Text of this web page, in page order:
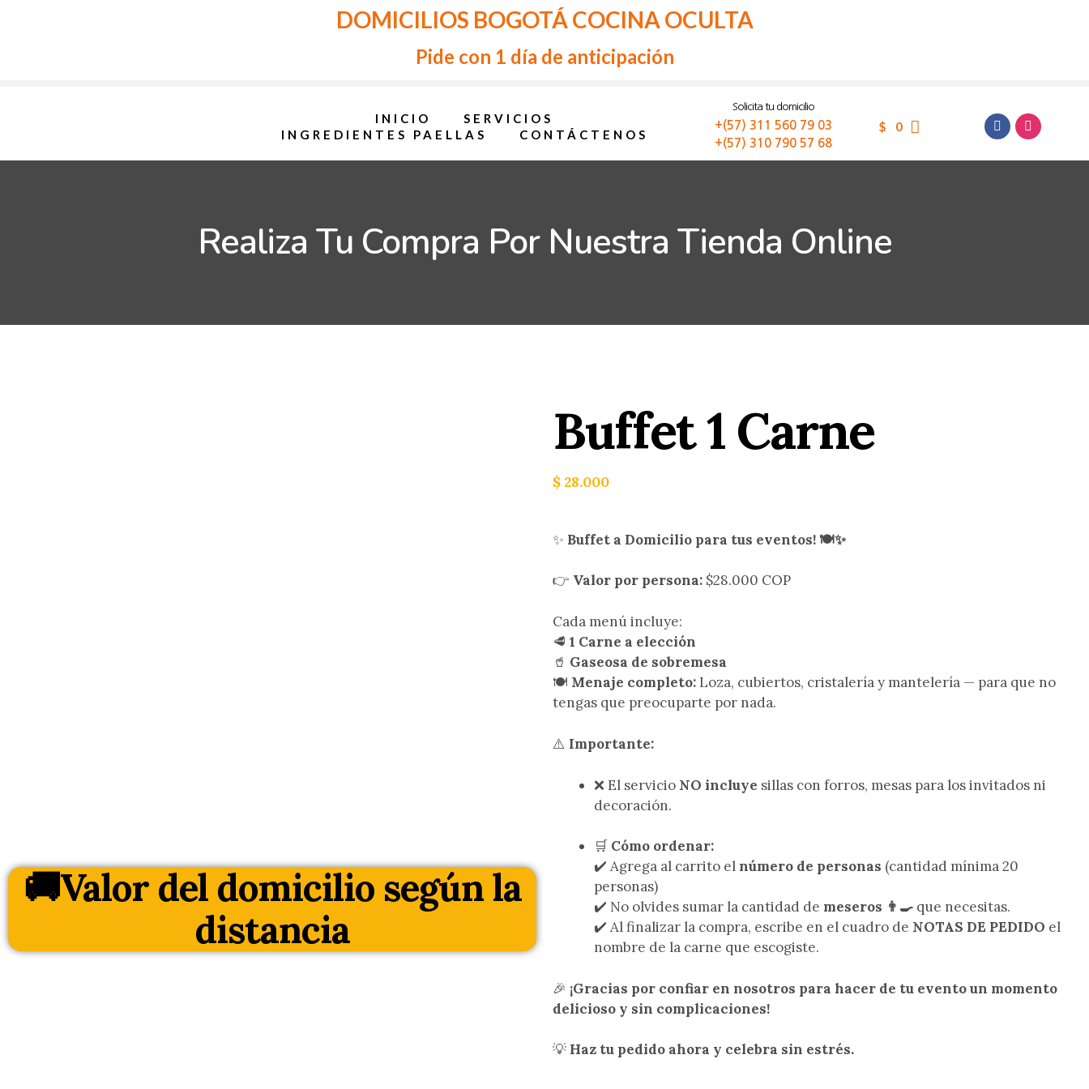
DOMICILIOS BOGOTÁ COCINA OCULTA
Pide con 1 día de anticipación
INICIO
SERVICIOS
INGREDIENTES PAELLAS
CONTÁCTENOS
Solicita tu domicilio
+(57) 311 560 79 03
+(57) 310 790 57 68
$ 0
Realiza Tu Compra Por Nuestra Tienda Online
🚚Valor del domicilio según la
distancia
Buffet 1 Carne
$ 28.000
✨ Buffet a Domicilio para tus eventos! 🍽️✨
👉 Valor por persona: $28.000 COP
Cada menú incluye:
🥩 1 Carne a elección
🥤 Gaseosa de sobremesa
🍽️ Menaje completo: Loza, cubiertos, cristalería y mantelería — para que no
tengas que preocuparte por nada.
⚠️ Importante:
❌ El servicio NO incluye sillas con forros, mesas para los invitados ni
decoración.
🛒 Cómo ordenar:
✔️ Agrega al carrito el número de personas (cantidad mínima 20
personas)
✔️ No olvides sumar la cantidad de meseros 👨‍🍳 que necesitas.
✔️ Al finalizar la compra, escribe en el cuadro de NOTAS DE PEDIDO el
nombre de la carne que escogiste.
🎉 ¡Gracias por confiar en nosotros para hacer de tu evento un momento
delicioso y sin complicaciones!
💡 Haz tu pedido ahora y celebra sin estrés.